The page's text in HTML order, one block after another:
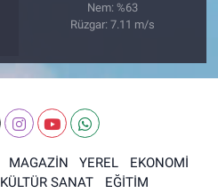
Nem: %63
Rüzgar: 7.11 m/s
MAGAZİN YEREL
EKONOMİ
KÜLTÜR SANAT EĞİTİM